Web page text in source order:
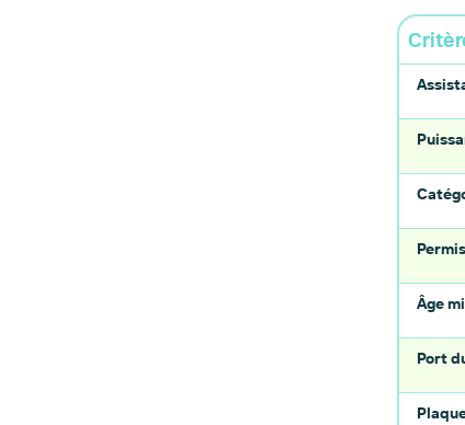
Permis
Âge
Port